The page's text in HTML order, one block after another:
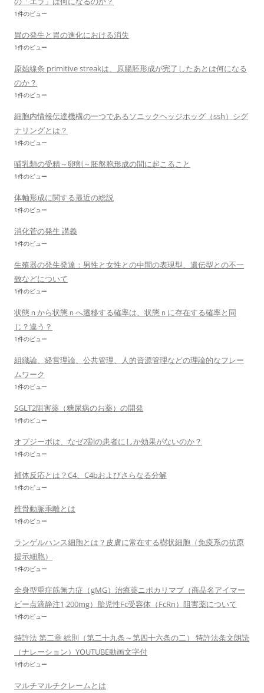
1件のビュー
胃の発生と胃の進化における消失
1件のビュー
原始線条 primitive streakは、原腸胚形成が完了したあとは何になる
のか？
1件のビュー
細胞内情報伝達機構の一つであるソニックヘッジホッグ（ssh）シグ
ナリングとは？
1件のビュー
哺乳類の受精～卵割～胚盤胞形成の間に起こること
1件のビュー
体軸形成に関する最近の総説
1件のビュー
消化菅の発生 講義
1件のビュー
生殖器の発生発達：男性と女性との中間の表現型、遺伝型との不一
致などについて
1件のビュー
状態ｎから状態ｎへ遷移する確率は、状態ｎに存在する確率と同
じ？違う？
1件のビュー
組織論、経営理論、公共管理、人的資源管理などの理論的なフレー
ムワーク
1件のビュー
SGLT2阻害薬（糖尿病のお薬）の開発
1件のビュー
オプジーボは、なゼ2割の患者にしか効果がないのか？
1件のビュー
補体反応とは？C4、C4bおよびさらなる分解
1件のビュー
椎骨動脈乖離とは
1件のビュー
ランゲルハンス細胞とは？皮膚に常在する樹状細胞（免疫系の抗原
提示細胞）
1件のビュー
全身型重症筋無力症（gMG）治療薬ニポカリマブ（商品名アイマー
ビー点滴静注1,200mg）胎児性Fc受容体（FcRn）阻害薬について
1件のビュー
特許法 第二章 総則（第二十九条～第四十六条の二） 特許法条文朗読
（ナレーション）YOUTUBE動画文字付
1件のビュー
マルチマルチクレームとは